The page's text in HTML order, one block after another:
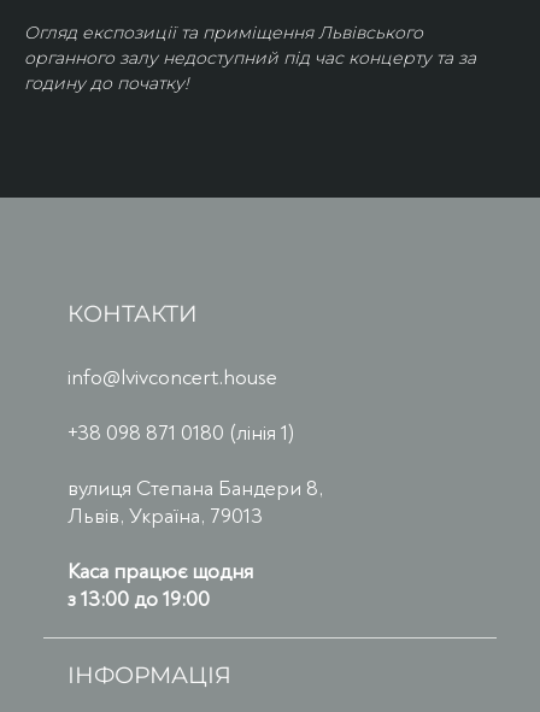
Огляд експозиції та приміщення Львівського
органного залу недоступний під час концерту та за
годину до початку!
КОНТАКТИ
info@lvivconcert.house
+38 098 871 0180 (лінія 1)
вулиця Степана Бандери 8,
Львів, Україна, 79013
Каса працює щодня
з 13:00 до 19:00
ІНФОРМАЦІЯ